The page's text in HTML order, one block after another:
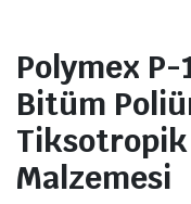
Polymex
Bitüm
Tiksotropik
Malzemesi